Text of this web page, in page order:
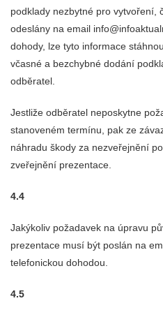
podklady nezbytné pro vytvoření,
odeslány na email
dohody, lze tyto informace
včasné a bezchybné dodání
odběratel.
Jestliže odběratel neposkytne
stanoveném termínu, pak ze
náhradu škody za nezveřejnění
zveřejnění prezentace.
4.4
Jakýkoliv požadavek na úpravu
prezentace musí být poslán na
telefonickou dohodou.
4.5